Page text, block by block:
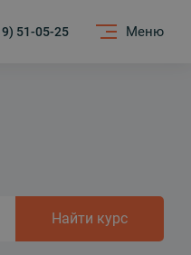
51-05-25 Меню
Найти курс